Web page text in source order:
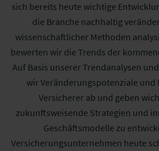
sich bereits heute wichtige
die Branche nachhaltig
wissenschaftlicher Methoden
bewerten wir die Trends der
Auf Basis unserer Trendanalysen
wir Veränderungspotenziale
Versicherer ab und geben
zukunftsweisende Strategien und
Geschäftsmodelle zu
Versicherungsunternehmen heute